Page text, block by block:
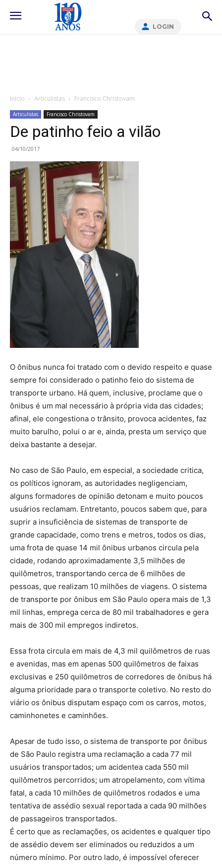
LOGIN
Início Articulistas Francisco Christovam
Articulistas Francisco Christovam
De patinho feio a vilão
04/10/2017
O ônibus nunca foi tratado com o devido respeito e quase
sempre foi considerado o patinho feio do sistema de
transporte urbano. Há quem, inclusive, proclame que o
ônibus é um mal necessário à própria vida das cidades;
afinal, ele congestiona o trânsito, provoca acidentes, faz
muito barulho, polui o ar e, ainda, presta um serviço que
deixa bastante a desejar.
No caso de São Paulo, em especial, a sociedade critica,
os políticos ignoram, as autoridades negligenciam,
alguns formadores de opinião detonam e muito poucos
usuários reclamam. Entretanto, poucos sabem que, para
suprir a insuficiência de sistemas de transporte de
grande capacidade, como trens e metros, todos os dias,
uma frota de quase 14 mil ônibus urbanos circula pela
cidade, rodando aproximadamente 3,5 milhões de
quilômetros, transportando cerca de 6 milhões de
pessoas, que realizam 10 milhões de viagens. O sistema
de transporte por ônibus em São Paulo opera mais de 1,3
mil linhas, emprega cerca de 80 mil trabalhadores e gera
mais de 300 mil empregos indiretos.
Essa frota circula em mais de 4,3 mil quilômetros de ruas
e avenidas, mas em apenas 500 quilômetros de faixas
exclusivas e 250 quilômetros de corredores de ônibus há
alguma prioridade para o transporte coletivo. No resto do
viário os ônibus disputam espaço com os carros, motos,
caminhonetes e caminhões.
Apesar de tudo isso, o sistema de transporte por ônibus
de São Paulo registra uma reclamação a cada 77 mil
usuários transportados; um acidentea cada 550 mil
quilômetros percorridos; um atropelamento, com vítima
fatal, a cada 10 milhões de quilômetros rodados e uma
tentativa de assédio sexual reportada a cada 90 milhões
de passageiros transportados.
É certo que as reclamações, os acidentes e qualquer tipo
de assédio devem ser eliminados ou reduzidos a um
número mínimo. Por outro lado, é impossível oferecer